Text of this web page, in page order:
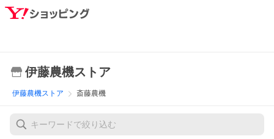
伊藤農機ストア
伊藤農機ストア 斎藤農機